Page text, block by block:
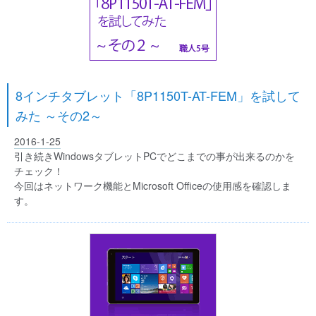
8インチタブレット「8P1150T-AT-FEM」を試して
みた ～その2～
2016-1-25
引き続きWindowsタブレットPCでどこまでの事が出来るのかを
チェック！
今回はネットワーク機能とMicrosoft Officeの使用感を確認しま
す。